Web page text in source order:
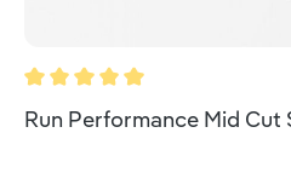
Durchschnittliche Bewertung
Run Performance Mid Cut